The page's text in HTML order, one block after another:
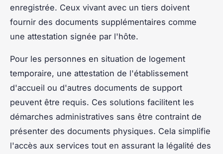
enregistrée. Ceux vivant avec un tiers doivent
fournir des documents supplémentaires comme
une attestation signée par l'hôte.
Pour les personnes en situation de logement
temporaire, une attestation de l'établissement
d'accueil ou d'autres documents de support
peuvent être requis. Ces solutions facilitent les
démarches administratives sans être contraint de
présenter des documents physiques. Cela simplifie
l'accès aux services tout en assurant la légalité des